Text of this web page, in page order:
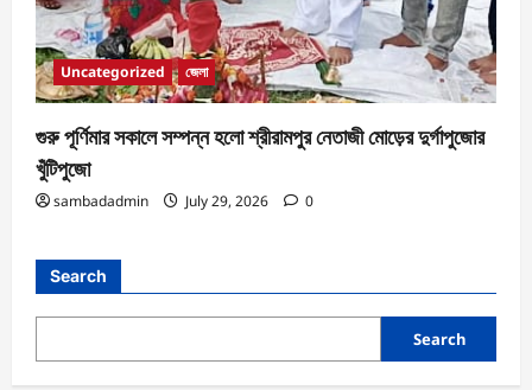
Uncategorized জেলা
গুরু পূর্ণিমার সকালে সম্পন্ন হলো শ্রীরামপুর নেতাজী মোড়ের দুর্গাপুজোর
খুঁটিপুজো
sambadadmin July 29, 2026 0
Search
Search